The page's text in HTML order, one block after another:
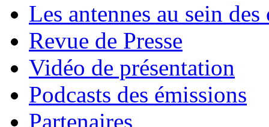
Les antennes au sein des
Revue de Presse
Vidéo de présentation
Podcasts des émissions
Partenaires